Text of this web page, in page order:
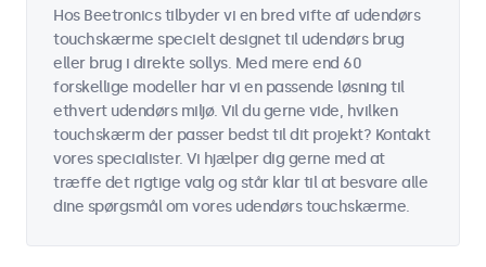
Hos Beetronics tilbyder vi en bred vifte af udendørs
touchskærme specielt designet til udendørs brug
eller brug i direkte sollys. Med mere end 60
forskellige modeller har vi en passende løsning til
ethvert udendørs miljø. Vil du gerne vide, hvilken
touchskærm der passer bedst til dit projekt? Kontakt
vores specialister. Vi hjælper dig gerne med at
træffe det rigtige valg og står klar til at besvare alle
dine spørgsmål om vores udendørs touchskærme.